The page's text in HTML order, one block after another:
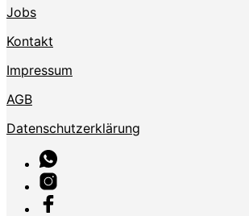
Jobs
Kontakt
Impressum
AGB
Datenschutzerklärung